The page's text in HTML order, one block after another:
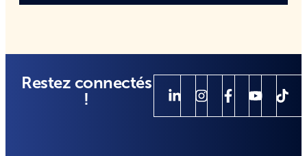
Restez connectés
!